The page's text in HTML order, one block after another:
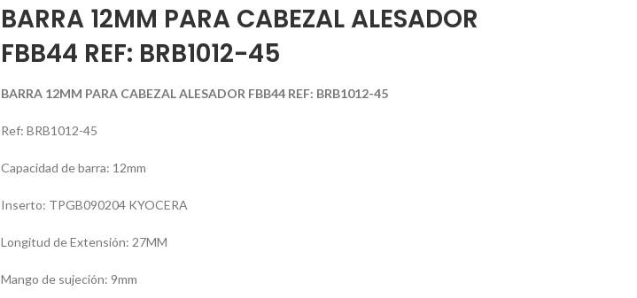
BARRA 12MM PARA CABEZAL ALESADOR
FBB44 REF: BRB1012-45
BARRA 12MM PARA CABEZAL ALESADOR FBB44 REF: BRB1012-45
Ref: BRB1012-45
Capacidad de barra: 12mm
Inserto: TPGB090204 KYOCERA
Longitud de Extensión: 27MM
Mango de sujeción: 9mm